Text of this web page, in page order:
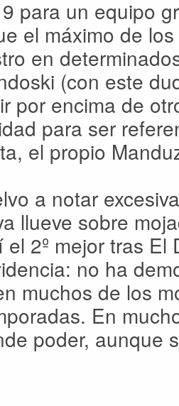
para un equipo
el máximo de
en
(con este
por encima de
para ser
el propio
a notar
llueve sobre
el 2º mejor tras
no ha
muchos de los
En
poder, aunque